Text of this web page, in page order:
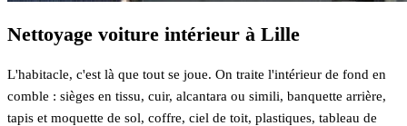
Nettoyage voiture intérieur à Lille
L'habitacle, c'est là que tout se joue. On traite l'intérieur de fond en
comble : sièges en tissu, cuir, alcantara ou simili, banquette arrière,
tapis et moquette de sol, coffre, ciel de toit, plastiques, tableau de